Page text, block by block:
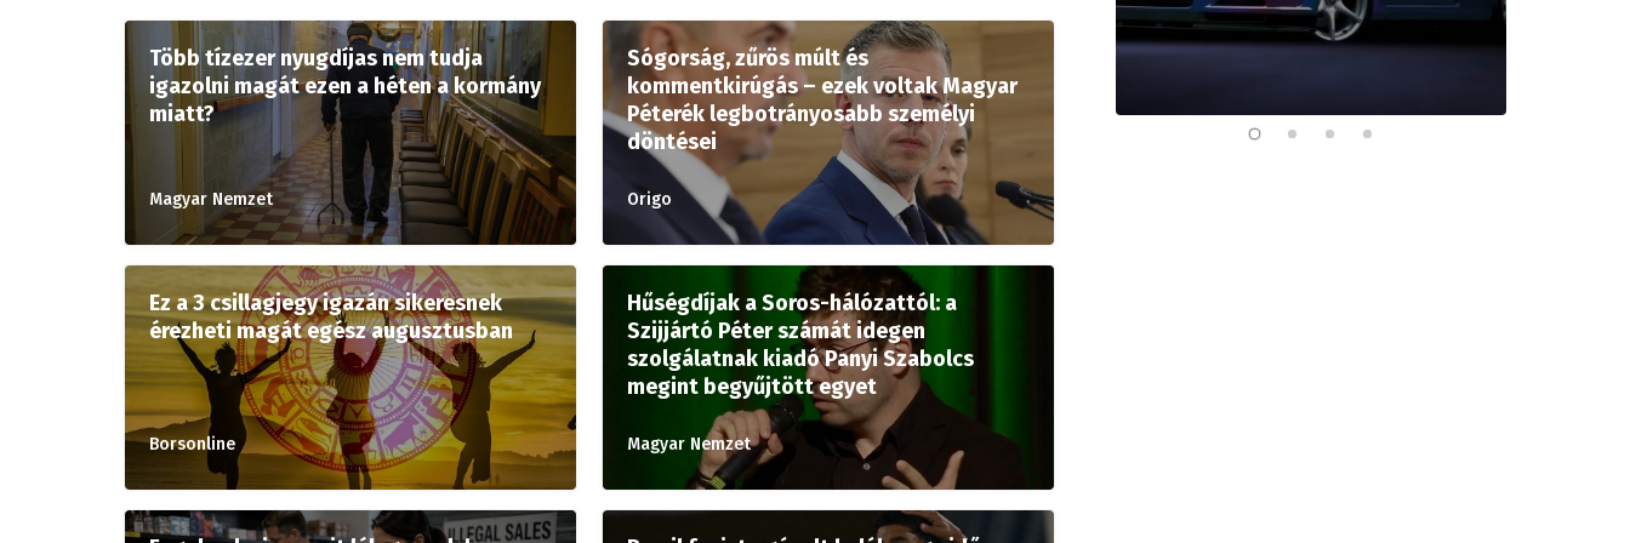
Több tízezer nyugdíjas nem tudja
igazolni magát ezen a héten a kormány
miatt?
Magyar Nemzet
Sógorság, zűrös múlt és
kommentkirúgás – ezek voltak Magyar
Péterék legbotrányosabb személyi
döntései
Origo
Ez a 3 csillagjegy igazán sikeresnek
érezheti magát egész augusztusban
Borsonline
Hűségdíjak a Soros-hálózattól: a
Szijjártó Péter számát idegen
szolgálatnak kiadó Panyi Szabolcs
megint begyűjtött egyet
Magyar Nemzet